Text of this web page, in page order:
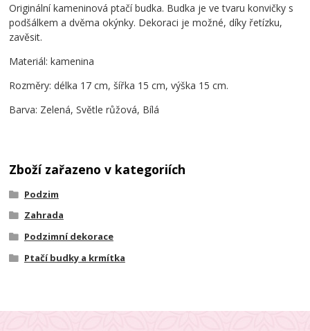
Originální kameninová ptačí budka. Budka je ve tvaru konvičky s
podšálkem a dvěma okýnky. Dekoraci je možné, díky řetízku,
zavěsit.
Materiál: kamenina
Rozměry: délka 17 cm, šířka 15 cm, výška 15 cm.
Barva: Zelená, Světle růžová, Bílá
Zboží zařazeno v kategoriích
Podzim
Zahrada
Podzimní dekorace
Ptačí budky a krmítka